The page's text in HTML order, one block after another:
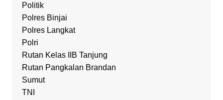
Politik
Polres Binjai
Polres Langkat
Polri
Rutan Kelas IIB Tanjung
Rutan Pangkalan Brandan
Sumut
TNI